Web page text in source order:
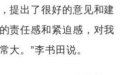
提出了很好的意见和建
责任感和紧迫感，对我
大。”李书田说。